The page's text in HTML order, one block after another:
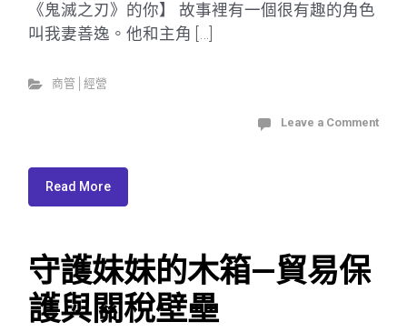
《鬼滅之刃》的你】 故事裡有一個很有趣的角色
叫我妻善逸。他和主角 […]
商管│經營
Leave a Comment
Read More
守護妹妹的木箱—貿易保
護與關稅壁壘